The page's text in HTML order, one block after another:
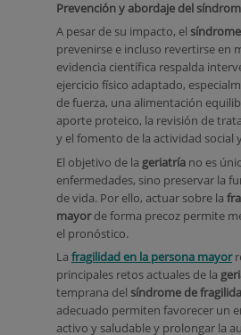
Prevención y abordaje del
A pesar de su impacto, el
prevenirse e incluso revertirse en
evidencia científica respalda
ejercicio físico adaptado,
de fuerza, una alimentación
aporte proteico, la revisión de
y el fomento de la actividad social
El objetivo de la geriatría no es
enfermedades, sino preservar la
de vida. Por ello, actuar sobre la
mayorde forma precoz permite
el pronóstico.
La fragilidad en la persona mayor
principales retos actuales de la
temprana del síndrome de
adecuado permiten favorecer un
activo y saludable y prolongar la